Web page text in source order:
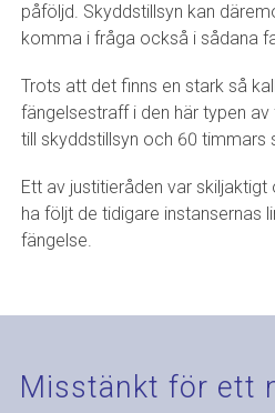
påföljd. Skyddstillsyn kan
komma i fråga också i sådana
Trots att det finns en stark så
fängelsestraff i den här typen
till skyddstillsyn och 60 timmars
Ett av justitieråden var
ha följt de tidigare instansernas
fängelse.
Misstänkt för ett